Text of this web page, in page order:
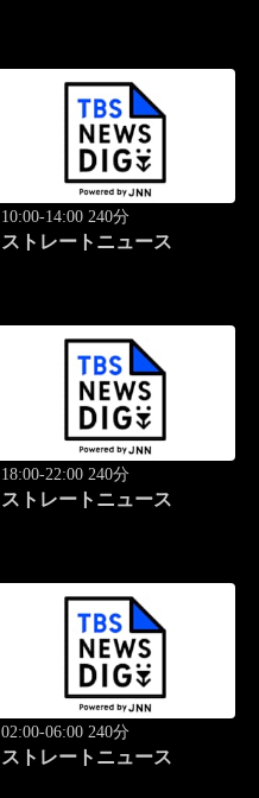
10:00-14:00 240分
ストレートニュース
18:00-22:00 240分
ストレートニュース
02:00-06:00 240分
ストレートニュース